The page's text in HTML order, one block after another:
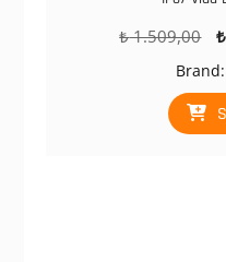
₺1.509,00
₺
₺
Brand: